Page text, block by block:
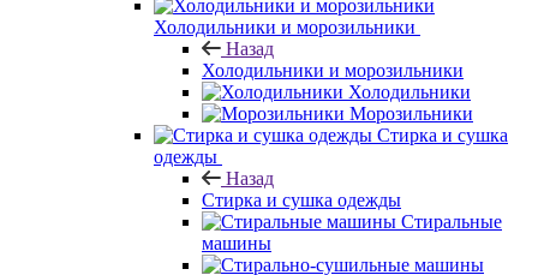
Холодильники и морозильники
Назад
Холодильники и морозильники
Холодильники
Морозильники
Стирка и сушка
одежды
Назад
Стирка и сушка одежды
Стиральные
машины